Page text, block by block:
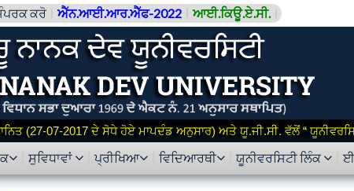
ਕਰੋ ਐੱਨ.ਆਈ.ਆਰ.ਐੱਫ-2022 ਆਈ.ਕਿਊ.ਏ.ਸੀ.
(27-07-2017 ਦੇ ਸੋਧੇ ਹੋਏ ਮਾਪਦੰਡ ਅਨੁਸਾਰ) ਅਤੇ ਯੂ.ਜੀ.ਸੀ. ਵੱਲੋਂ “
ਸੁਵਿਧਾਵਾਂ ਪ੍ਰੀਖਿਆ ਵਿਦਿਆਰਥੀ ਯੂਨੀਵਰਸਿਟੀ ਲਿੰਕ